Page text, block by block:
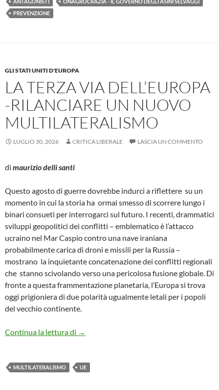
PREVENZIONE
GLI STATI UNITI D'EUROPA
LA TERZA VIA DELL’EUROPA
-RILANCIARE UN NUOVO
MULTILATERALISMO
LUGLIO 30, 2026 CRITICA LIBERALE LASCIA UN COMMENTO
di maurizio delli santi
Questo agosto di guerre dovrebbe indurci a riflettere su un
momento in cui la storia ha ormai smesso di scorrere lungo i
binari consueti per interrogarci sul futuro. I recenti, drammatici
sviluppi geopolitici dei conflitti – emblematico è l’attacco
ucraino nel Mar Caspio contro una nave iraniana
probabilmente carica di droni e missili per la Russia –
mostrano la inquietante concatenazione dei conflitti regionali
che stanno scivolando verso una pericolosa fusione globale. Di
fronte a questa frammentazione planetaria, l’Europa si trova
oggi prigioniera di due polarità ugualmente letali per i popoli
del vecchio continente.
Continua la lettura di LA TERZA VIA DELL’EUROPA -
→
MULTILATERALISMO UE